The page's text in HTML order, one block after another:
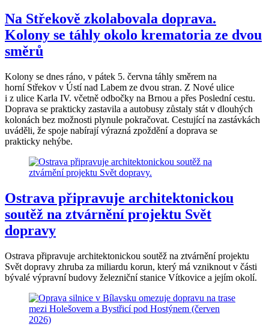
Na Střekově zkolabovala doprava.
Kolony se táhly okolo krematoria ze dvou
směrů
Kolony se dnes ráno, v pátek 5. června táhly směrem na
horní Střekov v Ústí nad Labem ze dvou stran. Z Nové ulice
i z ulice Karla IV. včetně odbočky na Brnou a přes Poslední cestu.
Doprava se prakticky zastavila a autobusy zůstaly stát v dlouhých
kolonách bez možnosti plynule pokračovat. Cestující na zastávkách
uváděli, že spoje nabírají výrazná zpoždění a doprava se
prakticky nehýbe.
Ostrava připravuje architektonickou
soutěž na ztvárnění projektu Svět
dopravy
Ostrava připravuje architektonickou soutěž na ztvárnění projektu
Svět dopravy zhruba za miliardu korun, který má vzniknout v části
bývalé výpravní budovy železniční stanice Vítkovice a jejím okolí.